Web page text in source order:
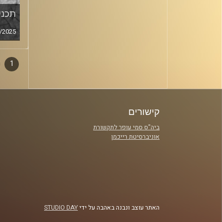
סגירה
1
קישורים
ביה"ס סמי עופר לתקשורת
אוניברסיטת רייכמן
האתר עוצב ונבנה באהבה על ידיSTUDIO DAY